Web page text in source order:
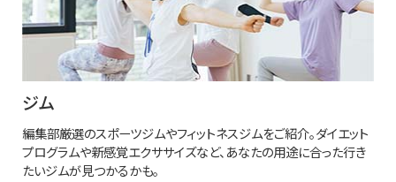
ジム
編集部厳選のスポーツジムやフィットネスジムをご紹介。ダイエット
プログラムや新感覚エクササイズなど、あなたの用途に合った行き
たいジムが見つかるかも。